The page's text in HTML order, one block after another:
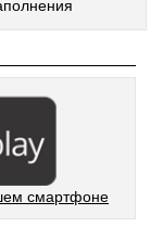
смартфоне